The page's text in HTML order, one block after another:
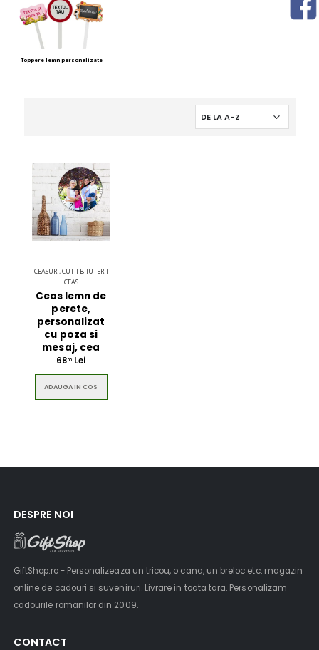
Toppere lemn personalizate
CEASURI, CUTII BIJUTERII
CEAS
Ceas lemn de
perete,
personalizat
cu poza si
mesaj, cea
6800 Lei
ADAUGA IN COS
DESPRE NOI
GiftShop.ro - Personalizeaza un tricou, o cana, un breloc etc. magazin
online de cadouri si suveniruri. Livrare in toata tara. Personalizam
cadourile romanilor din 2009.
CONTACT